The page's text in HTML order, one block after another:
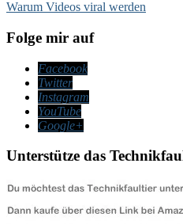
Warum Videos viral werden
Folge mir auf
Facebook
Twitter
Instagram
YouTube
Google+
Unterstütze das